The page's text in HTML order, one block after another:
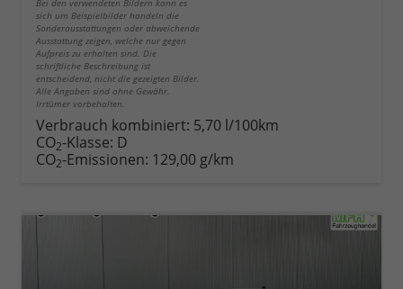
Bei den verwendeten Bildern kann es
sich um Beispielbilder handeln die
Sonderausstattungen oder abweichende
Ausstattung zeigen, welche nur gegen
Aufpreis zu erhalten sind. Die
schriftliche Beschreibung ist
entscheidend, nicht die gezeigten Bilder.
Alle Angaben sind ohne Gewähr.
Irrtümer vorbehalten.
Verbrauch kombiniert: 5,70 l/100km
CO2-Klasse: D
CO2-Emissionen: 129,00 g/km